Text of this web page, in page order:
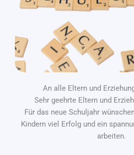
An alle Eltern und
Sehr geehrte Eltern und
Für das neue Schuljahr
Kindern viel Erfolg und ein
arbeiten.